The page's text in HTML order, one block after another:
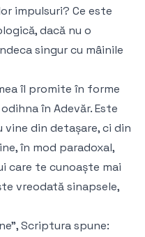
impulsuri? Ce este
dacă nu o
singur cu mâinile
îl promite în forme
în Adevăr. Este
din detașare, ci din
în mod paradoxal,
care te cunoaște mai
vreodată sinapsele,
Scriptura spune: